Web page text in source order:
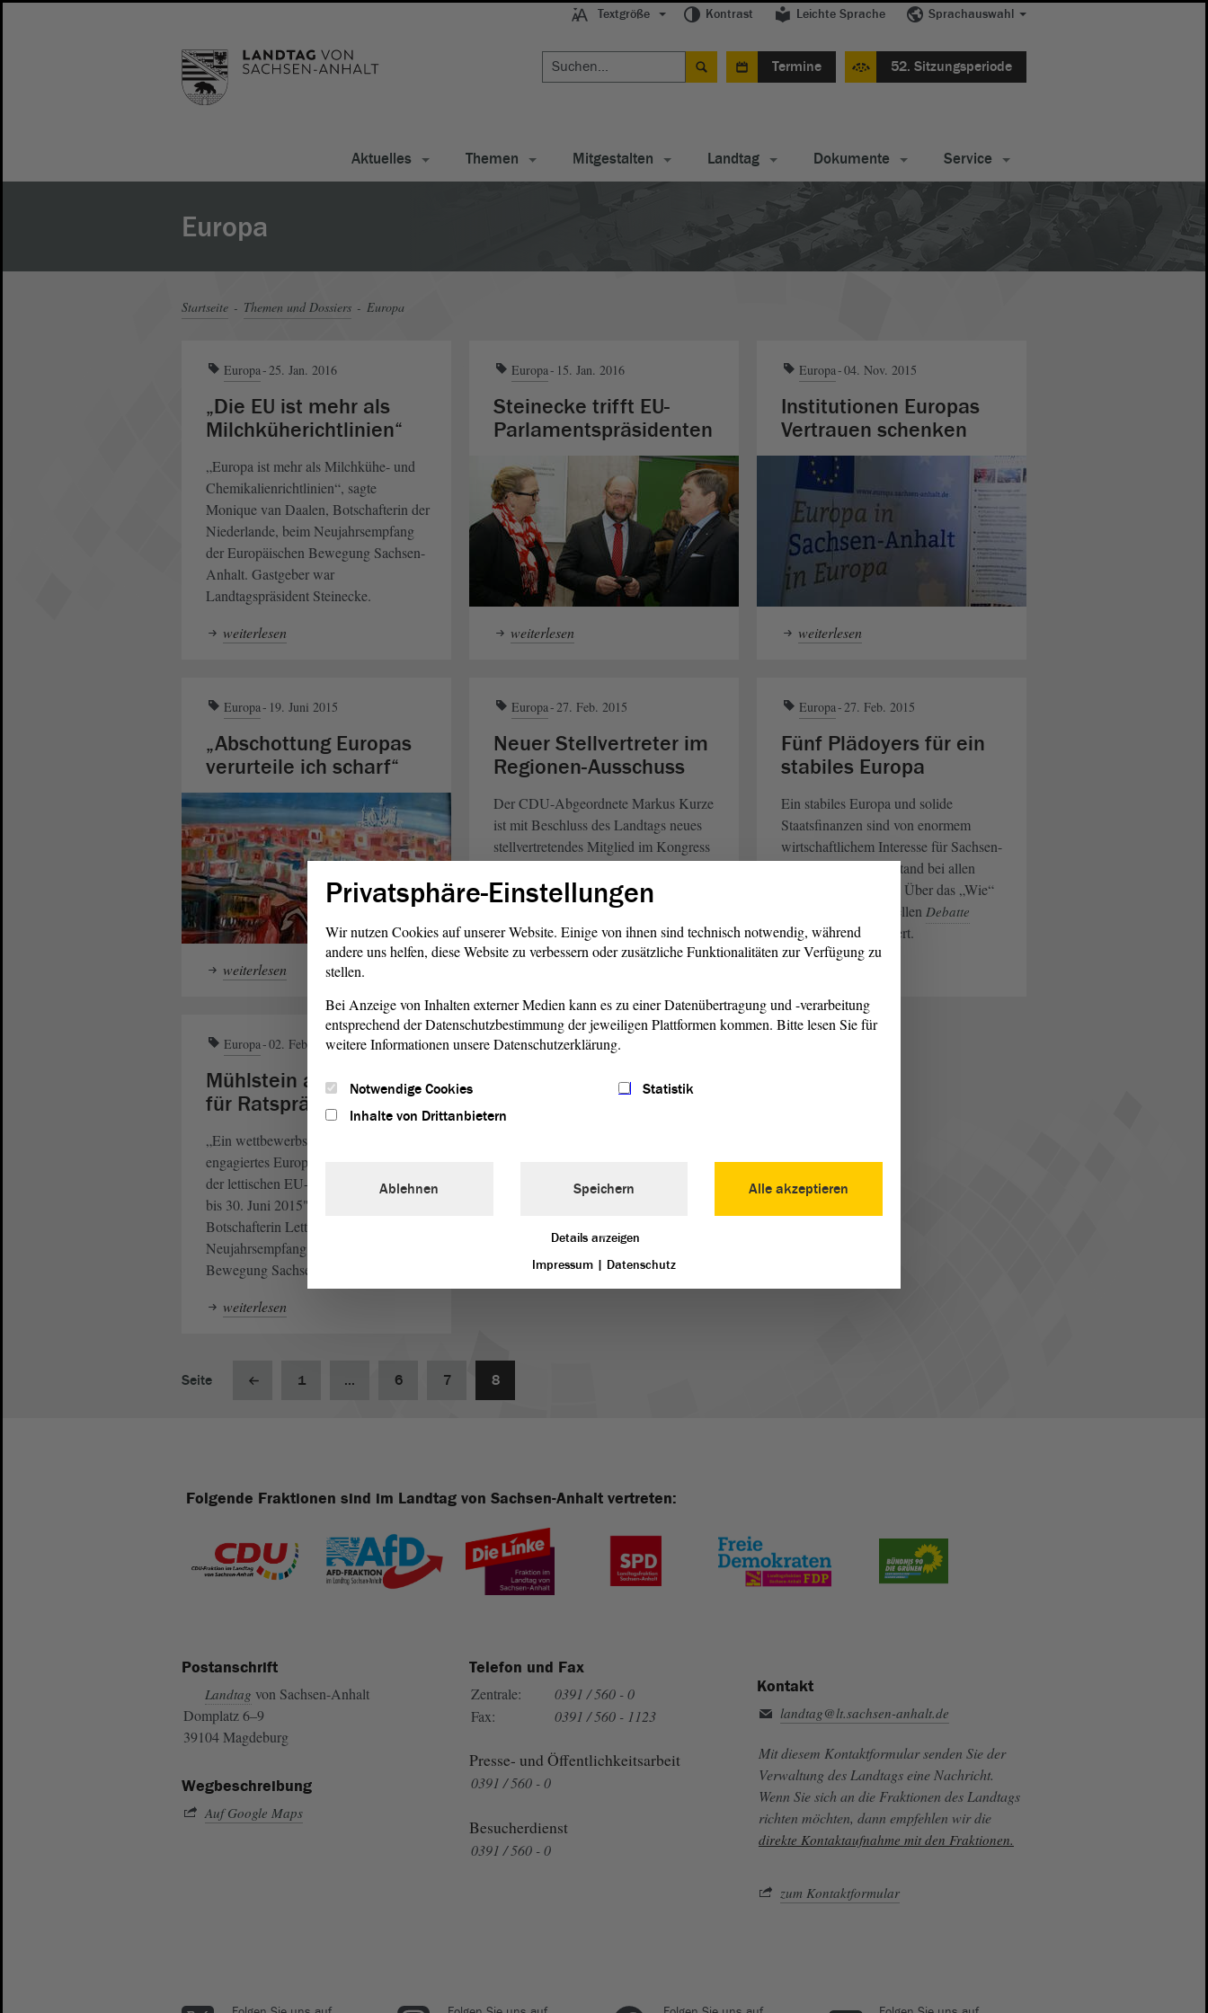
Textgröße Kontrast Leichte Sprache Sprachauswahl
Termine 52. Sitzungsperiode
Aktuelles Themen Mitgestalten Landtag Dokumente Service
Europa
Startseite Themen und Dossiers Europa
Europa 25. Jan. 2016
„Die EU ist mehr als
Milchküherichtlinien“
„Europa ist mehr als Milchkühe- und
Chemikalienrichtlinien“, sagte
Monique van Daalen, Botschafterin der
Niederlande, beim Neujahrsempfang
der Europäischen Bewegung Sachsen-
Anhalt. Gastgeber war
Landtagspräsident Steinecke.
weiterlesen
Europa 15. Jan. 2016
Steinecke trifft EU-
Parlamentspräsidenten
weiterlesen
Europa 04. Nov. 2015
Institutionen Europas
Vertrauen schenken
weiterlesen
Europa 19. Juni 2015
„Abschottung Europas
verurteile ich scharf“
weiterlesen
Europa 27. Feb. 2015
Neuer Stellvertreter im
Regionen-Ausschuss
Der CDU-Abgeordnete Markus Kurze
ist mit Beschluss des Landtags neues
stellvertretendes Mitglied im Kongress
Europarat (KGRE). Er löst damit
Jürgen Stadelmann ab, der sein
Landtagsmandat aufgegeben hatte.
Europa 27. Feb. 2015
Fünf Plädoyers für ein
stabiles Europa
Ein stabiles Europa und solide
Staatsfinanzen sind von enormem
wirtschaftlichem Interesse für Sachsen-
Anhalt – darüber bestand bei allen
Fraktionen Einigkeit. Über das „Wie“
wurde in einer Aktuellen Debatte
jedoch heftig diskutiert.
Europa 02. Feb. 2015
Mühlstein als Symbol
für Ratspräsidentschaft
„Ein wettbewerbsfähiges, digitales und
engagiertes Europa – das sind die Ziele
der lettischen EU-Ratspräsidentschaft
bis 30. Juni 2015", sagte die
Botschafterin Lettlands beim
Neujahrsempfang der Europäischen
Bewegung Sachsen-Anhalts.
weiterlesen
Seite 1 ... 6 7 8
Folgende Fraktionen sind im Landtag von Sachsen-Anhalt vertreten:
Postanschrift
Landtag von Sachsen-Anhalt
Domplatz 6–9
39104 Magdeburg
Wegbeschreibung
Auf Google Maps
Telefon und Fax
Zentrale:
0391 / 560 - 0
Fax:
0391 / 560 - 1123
Presse- und Öffentlichkeitsarbeit
0391 / 560 - 0
Besucherdienst
0391 / 560 - 0
Kontakt
landtag@lt.sachsen-anhalt.de
Mit diesem Kontaktformular senden Sie der
Verwaltung des Landtags eine Nachricht.
Wenn Sie sich an die Fraktionen des Landtags
richten möchten, dann empfehlen wir die
direkte Kontaktaufnahme mit den Fraktionen.
zum Kontaktformular
Privatsphäre-Einstellungen
Wir nutzen Cookies auf unserer Website. Einige von ihnen sind technisch notwendig, während
andere uns helfen, diese Website zu verbessern oder zusätzliche Funktionalitäten zur Verfügung zu
stellen.
Bei Anzeige von Inhalten externer Medien kann es zu einer Datenübertragung und -verarbeitung
entsprechend der Datenschutzbestimmung der jeweiligen Plattformen kommen. Bitte lesen Sie für
weitere Informationen unsere Datenschutzerklärung.
Notwendige Cookies
Statistik
Inhalte von Drittanbietern
Alle akzeptieren
Ablehnen Speichern
Details anzeigen
Impressum | Datenschutz